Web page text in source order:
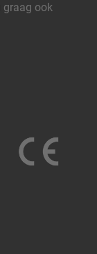
graag ook